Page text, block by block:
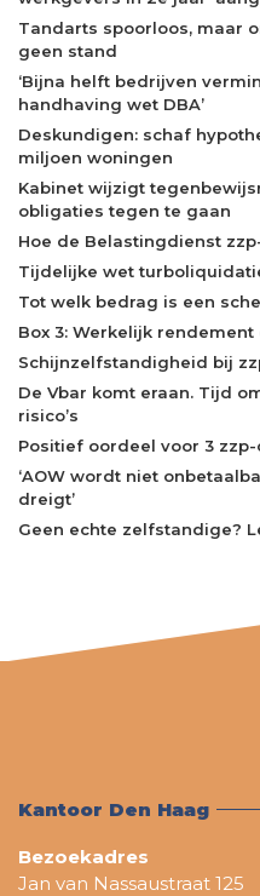
Tandarts spoorloos, maar
geen stand
‘Bijna helft bedrijven
handhaving wet DBA’
Deskundigen: schaf
miljoen woningen
Kabinet wijzigt
obligaties tegen te gaan
Hoe de Belastingdienst
Tijdelijke wet
Tot welk bedrag is een
Box 3: Werkelijk
Schijnzelfstandigheid bij
De Vbar komt eraan. Tijd
risico’s
Positief oordeel voor 3
‘AOW wordt niet
dreigt’
Geen echte zelfstandige?
Kantoor Den Haag
Bezoekadres
Jan van Nassaustraat 125